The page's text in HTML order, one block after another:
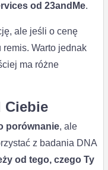
od 23andMe.
ale jeśli o cenę
Warto jednak
ma różne
Ciebie
porównanie, ale
z badania DNA
od tego, czego Ty